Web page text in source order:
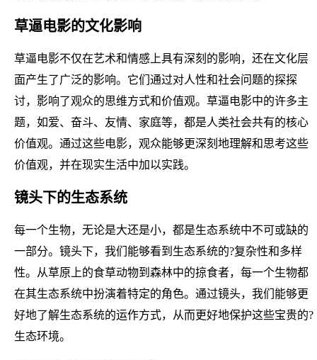
草逼电影的文化影响
草逼电影不仅在艺术和情感上具有深刻的影响，还在文化层
面产生了广泛的影响。它们通过对人性和社会问题的探探
讨，影响了观众的思维方式和价值观。草逼电影中的许多主
题，如爱、奋斗、友情、家庭等，都是人类社会共有的核心
价值观。通过这些电影，观众能够更深刻地理解和思考这些
价值观，并在现实生活中加以实践。
镜头下的生态系统
每一个生物，无论是大还是小，都是生态系统中不可或缺的
一部分。镜头下，我们能够看到生态系统的?复杂性和多样
性。从草原上的食草动物到森林中的掠食者，每一个生物都
在其生态系统中扮演着特定的角色。通过镜头，我们能够更
好地了解生态系统的运作方式，从而更好地保护这些宝贵的?
生态环境。